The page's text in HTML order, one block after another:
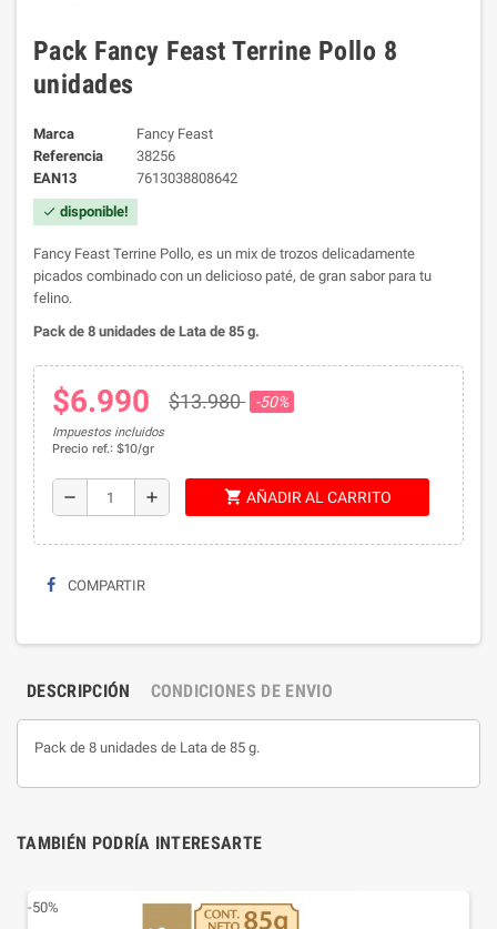
Pack Fancy Feast Terrine Pollo 8
unidades
Marca
Fancy Feast
Referencia
38256
EAN13
7613038808642
check disponible!
Fancy Feast Terrine Pollo, es un mix de trozos delicadamente
picados combinado con un delicioso paté, de gran sabor para tu
felino.
Pack de 8 unidades de Lata de 85 g.
$6.990 $13.980 -50%
Impuestos incluidos
Precio ref.: $10/gr
remove add shopping_cart AÑADIR AL CARRITO
COMPARTIR
DESCRIPCIÓN CONDICIONES DE ENVIO
Pack de 8 unidades de Lata de 85 g.
TAMBIÉN PODRÍA INTERESARTE
-50%